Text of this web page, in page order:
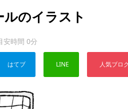
のイラスト
安時間 0分